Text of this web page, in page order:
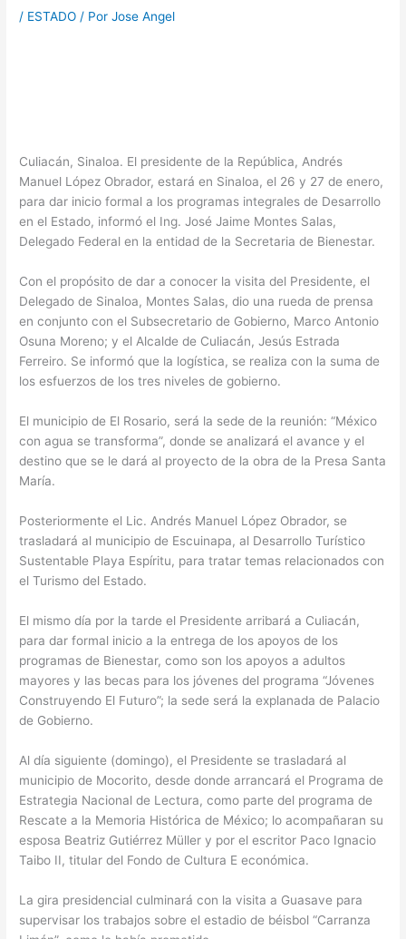
/ ESTADO / PorJose Angel
Culiacán, Sinaloa. El presidente de la República, Andrés
Manuel López Obrador, estará en Sinaloa, el 26 y 27 de enero,
para dar inicio formal a los programas integrales de Desarrollo
en el Estado, informó el Ing. José Jaime Montes Salas,
Delegado Federal en la entidad de la Secretaria de Bienestar.
Con el propósito de dar a conocer la visita del Presidente, el
Delegado de Sinaloa, Montes Salas, dio una rueda de prensa
en conjunto con el Subsecretario de Gobierno, Marco Antonio
Osuna Moreno; y el Alcalde de Culiacán, Jesús Estrada
Ferreiro. Se informó que la logística, se realiza con la suma de
los esfuerzos de los tres niveles de gobierno.
El municipio de El Rosario, será la sede de la reunión: “México
con agua se transforma”, donde se analizará el avance y el
destino que se le dará al proyecto de la obra de la Presa Santa
María.
Posteriormente el Lic. Andrés Manuel López Obrador, se
trasladará al municipio de Escuinapa, al Desarrollo Turístico
Sustentable Playa Espíritu, para tratar temas relacionados con
el Turismo del Estado.
El mismo día por la tarde el Presidente arribará a Culiacán,
para dar formal inicio a la entrega de los apoyos de los
programas de Bienestar, como son los apoyos a adultos
mayores y las becas para los jóvenes del programa “Jóvenes
Construyendo El Futuro”; la sede será la explanada de Palacio
de Gobierno.
Al día siguiente (domingo), el Presidente se trasladará al
municipio de Mocorito, desde donde arrancará el Programa de
Estrategia Nacional de Lectura, como parte del programa de
Rescate a la Memoria Histórica de México; lo acompañaran su
esposa Beatriz Gutiérrez Müller y por el escritor Paco Ignacio
Taibo II, titular del Fondo de Cultura E económica.
La gira presidencial culminará con la visita a Guasave para
supervisar los trabajos sobre el estadio de béisbol “Carranza